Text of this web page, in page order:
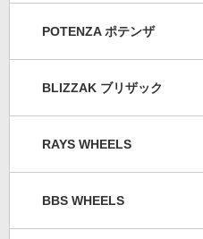
POTENZA ポテンザ
BLIZZAK ブリザック
RAYS WHEELS
BBS WHEELS